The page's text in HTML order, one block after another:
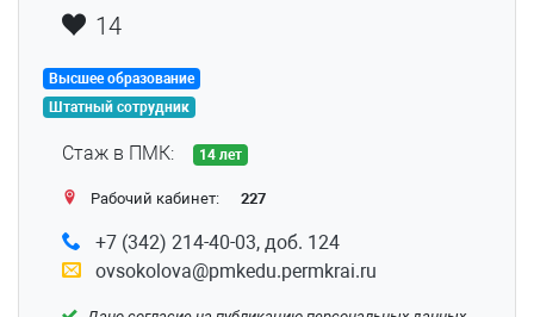
Матвеева Ольга Владимировна
Мустакимова Александра Александровна
Никитина Анастасия Владимировна
Пашина Виолетта Дмитриевна
14
Высшее образование
Штатный сотрудник
Стаж в ПМК: 14 лет
Рабочий кабинет: 227
+7 (342) 214-40-03, доб. 124
ovsokolova@pmkedu.permkrai.ru